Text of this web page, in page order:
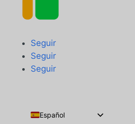
Seguir
Seguir
Seguir
Español